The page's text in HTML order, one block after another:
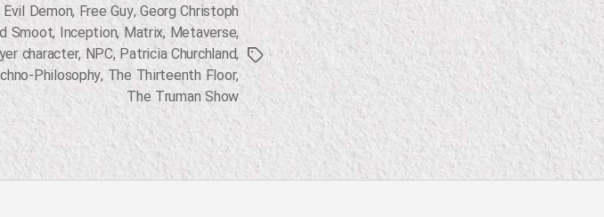
برچسب‌ها
Evil Demon, Free Guy,Georg Christoph
Smoot, Inception, Matrix, Metaverse,
character, NPC, Patricia Churchland,
Philosophy, The Thirteenth Floor,
The Truman Show